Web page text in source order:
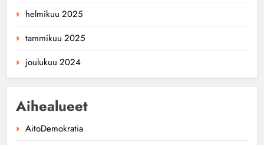
helmikuu 2025
tammikuu 2025
joulukuu 2024
Aihealueet
AitoDemokratia